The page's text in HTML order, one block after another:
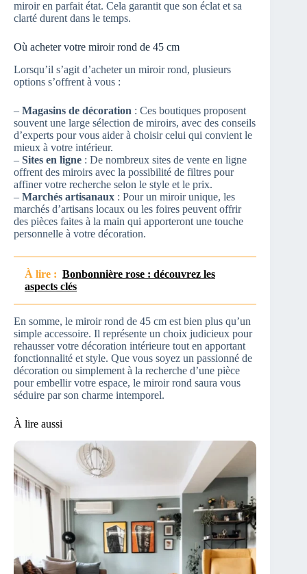
miroir en parfait état. Cela garantit que son éclat et sa
clarté durent dans le temps.
Où acheter votre miroir rond de 45 cm
Lorsqu’il s’agit d’acheter un miroir rond, plusieurs
options s’offrent à vous :
– Magasins de décoration : Ces boutiques proposent
souvent une large sélection de miroirs, avec des conseils
d’experts pour vous aider à choisir celui qui convient le
mieux à votre intérieur.
– Sites en ligne : De nombreux sites de vente en ligne
offrent des miroirs avec la possibilité de filtres pour
affiner votre recherche selon le style et le prix.
– Marchés artisanaux : Pour un miroir unique, les
marchés d’artisans locaux ou les foires peuvent offrir
des pièces faites à la main qui apporteront une touche
personnelle à votre décoration.
À lire : Bonbonnière rose : découvrez les
aspects clés
En somme, le miroir rond de 45 cm est bien plus qu’un
simple accessoire. Il représente un choix judicieux pour
rehausser votre décoration intérieure tout en apportant
fonctionnalité et style. Que vous soyez un passionné de
décoration ou simplement à la recherche d’une pièce
pour embellir votre espace, le miroir rond saura vous
séduire par son charme intemporel.
À lire aussi